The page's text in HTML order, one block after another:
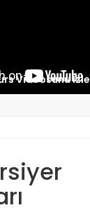
Videosunu İzle